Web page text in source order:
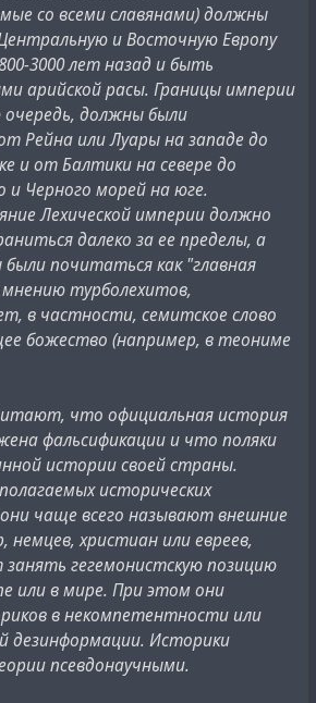
со всеми славянами) должны
и Восточную Европу
3000 лет назад и быть
арийской расы. Границы империи
очередь, должны были
Рейна или Луары на западе до
и от Балтики на севере до
и Черного морей на юге.
Лехической империи должно
далеко за ее пределы, а
почитаться как "главная
турболехитов,
в частности, семитское слово
божество (например, в теониме
что официальная история
фальсификации и что поляки
истории своей страны.
исторических
чаще всего называют внешние
немцев, христиан или евреев,
гегемонистскую позицию
или в мире. При этом они
в некомпетентности или
дезинформации. Историки
псевдонаучными.